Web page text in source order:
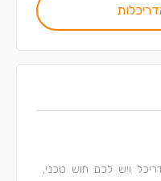
ויש לכם חוש טכני,